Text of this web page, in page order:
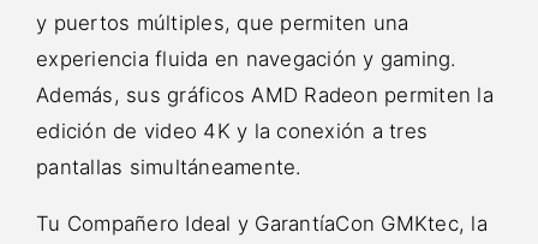
y puertos múltiples, que permiten una
experiencia fluida en navegación y gaming.
Además, sus gráficos AMD Radeon permiten la
edición de video 4K y la conexión a tres
pantallas simultáneamente.
Tu Compañero Ideal y GarantíaCon GMKtec, la